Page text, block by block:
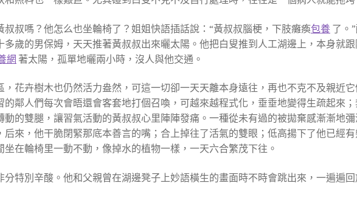
叔嗎？他怎么也坐輪椅了？姐姐快語插話說：“黃叔叔腦梗，下肢癱瘓包養 了。
歲的男保姆，天天推著黃叔叔出來曬太陽。他把白叟推到人工湖邊上，本身就
網 著太陽，孤單地曬兩小時，沒人與他交通。
花卉樹木也仍然活力盎然，可這一切卻一天天離本身遠往，再也不克不及親近
鄰人們每次會晤還會客套地打個召喚，可越來越程式化，垂垂地變得生疏起來
的雙腿，讓習氣活動的黃叔叔心里陣陣發痛。一種從未有過的被拋棄感漸漸地
來，他干脆閉緊那底本善言的嘴；合上掉往了活氣的雙眼；低高揚下了他已經
在輪椅里一動不動，像掉水的植物一樣，一天六合繁茂下往。
特別辛酸。他和父親曾在湖邊凳子上妙語橫生的畫面時不時會跳出來，一遍遍